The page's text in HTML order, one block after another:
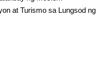
at Turismo sa Lungsod ng